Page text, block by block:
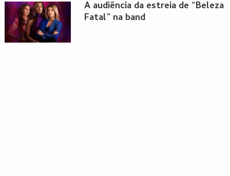
A audiência da estreia de “Beleza
Fatal” na band